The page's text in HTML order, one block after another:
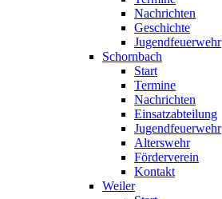
Nachrichten
Geschichte
Jugendfeuerwehr
Schornbach
Start
Termine
Nachrichten
Einsatzabteilung
Jugendfeuerwehr
Alterswehr
Förderverein
Kontakt
Weiler